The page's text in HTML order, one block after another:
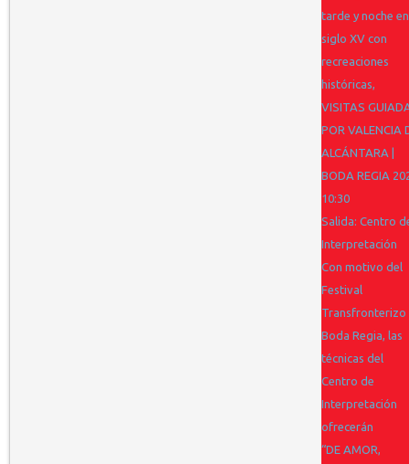
tarde y noche
siglo XV con
recreaciones
históricas,
VISITAS
POR VALENCIA
ALCÁNTARA |
BODA REGIA
10:30
Salida: Centro
Interpretación
Con motivo del
Festival
Transfronterizo
Boda Regia, las
técnicas del
Centro de
Interpretación
ofrecerán
“DE AMOR,